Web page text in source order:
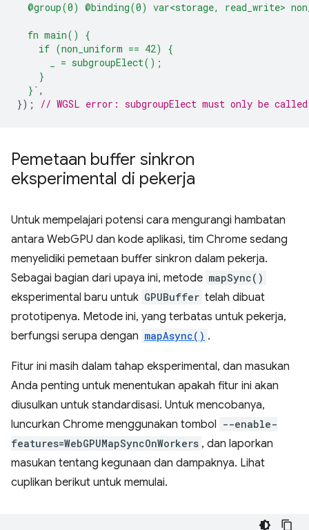
@group(0) @binding(0) var<storage, read_write>
  fn main() {
    if (non_uniform == 42) {
      _ = subgroupElect();
    }
  }`
,
});
// WGSL error: subgroupElect must only be
Pemetaan buffer sinkron
eksperimental di pekerja
Untuk mempelajari potensi cara mengurangi hambatan
antara WebGPU dan kode aplikasi, tim Chrome sedang
menyelidiki pemetaan buffer sinkron dalam pekerja.
Sebagai bagian dari upaya ini, metode mapSync()
eksperimental baru untuk GPUBuffer telah dibuat
prototipenya. Metode ini, yang terbatas untuk pekerja,
berfungsi serupa dengan mapAsync() .
Fitur ini masih dalam tahap eksperimental, dan masukan
Anda penting untuk menentukan apakah fitur ini akan
diusulkan untuk standardisasi. Untuk mencobanya,
luncurkan Chrome menggunakan tombol --enable-
features=WebGPUMapSyncOnWorkers , dan laporkan
masukan tentang kegunaan dan dampaknya. Lihat
cuplikan berikut untuk memulai.